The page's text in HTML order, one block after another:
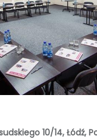
10/14, Łódź,